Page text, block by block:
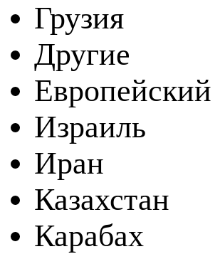
Грузия
Другие
Израиль
Иран
Казахстан
Карабах